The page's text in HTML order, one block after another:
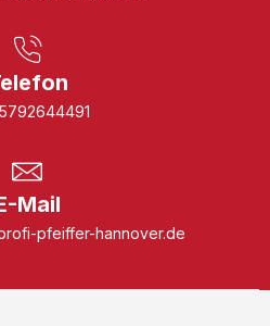
Mail
pfeiffer-hannover.de